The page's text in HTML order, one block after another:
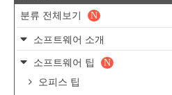
분류 전체보기 N
소프트웨어 소개
소프트웨어 팁
N
오피스 팁